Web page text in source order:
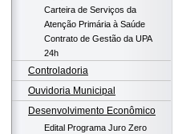
Carteira de Serviços da
Atenção Primária à Saúde
Contrato de Gestão da UPA
24h
Controladoria
Ouvidoria Municipal
Desenvolvimento Econômico
Edital Programa Juro Zero